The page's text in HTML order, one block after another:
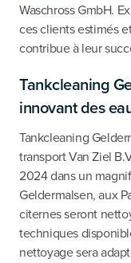
Waschross GmbH.
ces clients estimés
contribue à leur
Tankcleaning
innovant des
Tankcleaning
transport Van Ziel
2024 dans un
Geldermalsen, aux
citernes seront
techniques
nettoyage sera